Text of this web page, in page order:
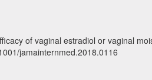
of vaginal estradiol or vaginal
jamainternmed.2018.0116